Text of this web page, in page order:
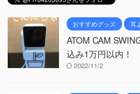
おすすめグッズ 耳
ATOM CAM
込み1万円以内！
2022/11/2